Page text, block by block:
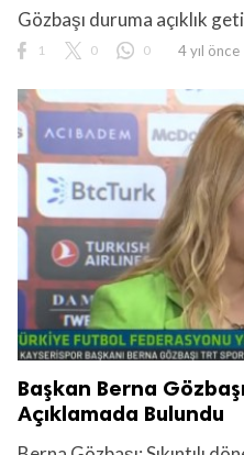
Gözbaşı duruma açıklık
1 0 0 4 yıl önce
Başkan Berna
Açıklamada Bulundu